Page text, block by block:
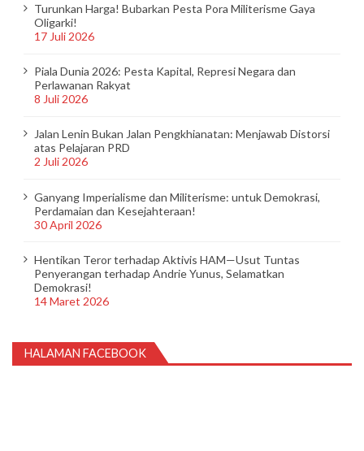
Turunkan Harga! Bubarkan Pesta Pora Militerisme Gaya
Oligarki!
17 Juli 2026
Piala Dunia 2026: Pesta Kapital, Represi Negara dan
Perlawanan Rakyat
8 Juli 2026
Jalan Lenin Bukan Jalan Pengkhianatan: Menjawab Distorsi
atas Pelajaran PRD
2 Juli 2026
Ganyang Imperialisme dan Militerisme: untuk Demokrasi,
Perdamaian dan Kesejahteraan!
30 April 2026
Hentikan Teror terhadap Aktivis HAM—Usut Tuntas
Penyerangan terhadap Andrie Yunus, Selamatkan
Demokrasi!
14 Maret 2026
HALAMAN FACEBOOK